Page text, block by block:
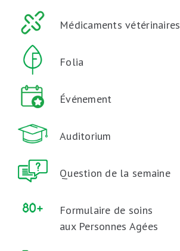
Médicaments vétérinaires
Folia
Événement
Auditorium
Question de la semaine
Formulaire de soins
aux Personnes Agées